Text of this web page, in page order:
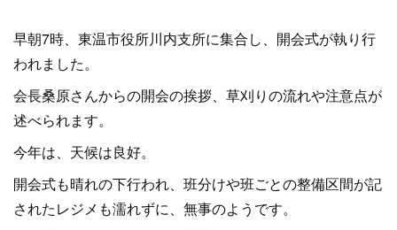
早朝7時、東温市役所川内支所に集合し、開会式が執り行
われました。
会長桑原さんからの開会の挨拶、草刈りの流れや注意点が
述べられます。
今年は、天候は良好。
開会式も晴れの下行われ、班分けや班ごとの整備区間が記
されたレジメも濡れずに、無事のようです。